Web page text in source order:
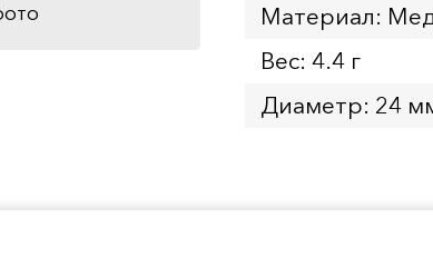
Материал:
Вес: 4.4 г
Диаметр: 24